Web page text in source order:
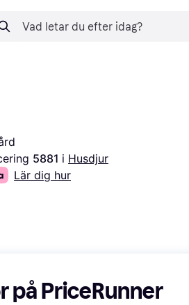
5881 i Husdjur
Lär dig hur
på PriceRunner